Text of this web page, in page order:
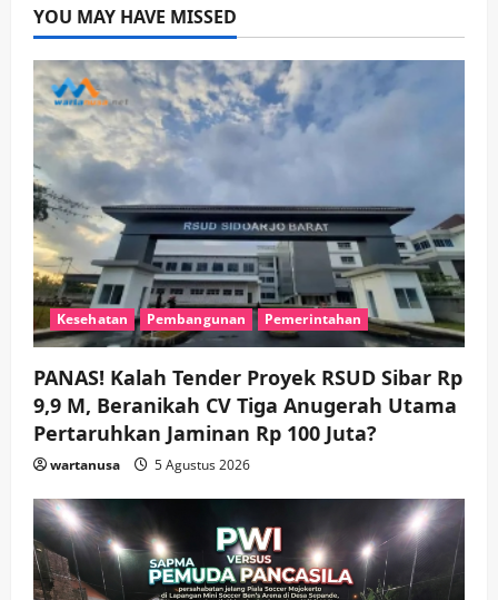
3
Tumplek Blek di Bazar Rakyat Jalan
Jambu, Borong Kuliner UMKM Sambil
wartanusa 4 Agustus 2026
4
Keagamaan Pemerintahan
Pemkab Sidoarjo & Muhammadiyah
Sinergi Permudah Perizinan, Wakaf,
hingga Hibah
wartanusa 4 Agustus 2026
Keagamaan Pemerintahan
Hadir di Pengajian Qurrota A’yun,
Wabup Sidoarjo Minta Doa Jamaah
Agar Tetap Amanah Memimpin
YOU MAY HAVE MISSED
Kesehatan Pembangunan Pemerintahan
PANAS! Kalah Tender Proyek RSUD Sibar Rp
9,9 M, Beranikah CV Tiga Anugerah Utama
Pertaruhkan Jaminan Rp 100 Juta?
wartanusa 5 Agustus 2026